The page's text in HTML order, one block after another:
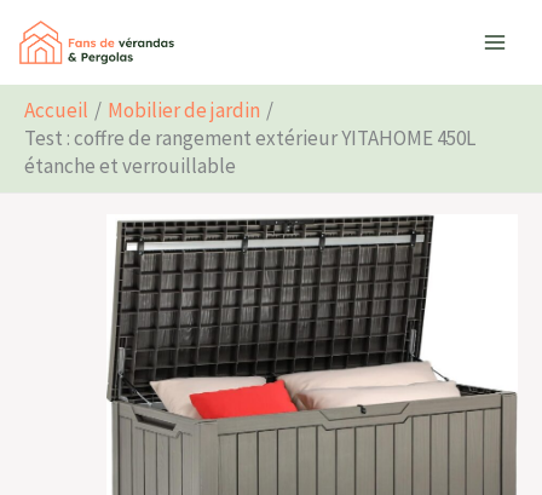
Aller
contenu
Accueil
Mobilier de jardin
Test : coffre de rangement extérieur YITAHOME 450L
étanche et verrouillable
Rechercher